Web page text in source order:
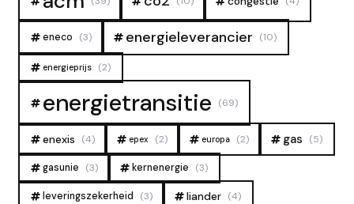
eneco (3) energieleverancier (10)
energieprijs (2)
energietransitie (69)
enexis (4) epex (2) europa (2) gas (5)
gasunie (3) kernenergie (3)
leveringszekerheid (3) liander (4)